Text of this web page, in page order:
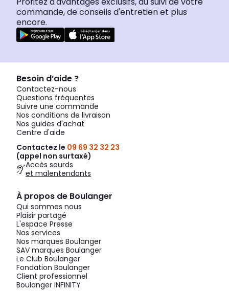
commande, de conseils d'entretien et plus
encore.
Besoin d’aide ?
Contactez-nous
Questions fréquentes
Suivre une commande
Nos conditions de livraison
Nos guides d'achat
Centre d'aide
Contactez le 09 69 32 32 23
(appel non surtaxé)
Accès sourds
et malentendants
À propos de Boulanger
Qui sommes nous
Plaisir partagé
L'espace Presse
Nos services
Nos marques Boulanger
SAV marques Boulanger
Le Club Boulanger
Fondation Boulanger
Client professionnel
Boulanger INFINITY